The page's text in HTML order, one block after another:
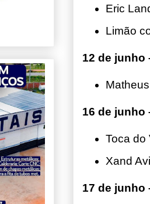
Eric
Limão
12 de junho
16 de junho
Toca do
Xand
17 de junho